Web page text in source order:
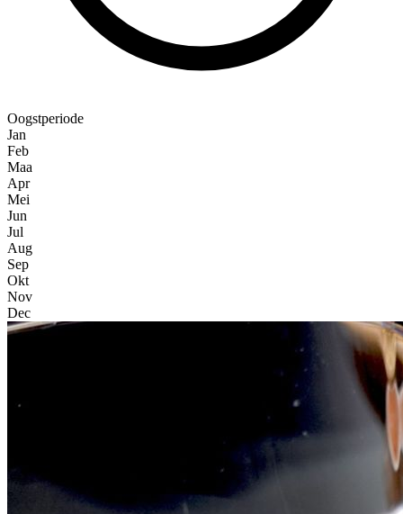
Oogstperiode
Jan
Feb
Maa
Apr
Mei
Jun
Jul
Aug
Sep
Okt
Nov
Dec